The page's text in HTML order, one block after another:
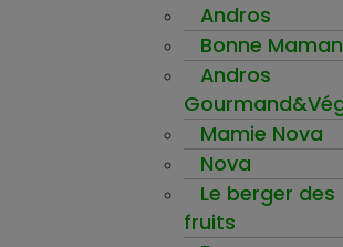
Andros
Bonne Maman
Andros
Mamie Nova
Nova
Le berger des
fruits